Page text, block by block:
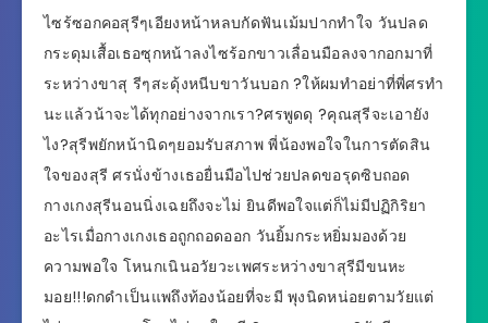
ไซร้ซอกคอสุรีๆเอียงหน้าหลบกัดฟันเม้มปากทำใจ วันปลด
กระดุมเสื้อเธอซุกหน้าลงไซร้อกขาวเลื่อนมือลงจากอกมาที่
ระหว่างขาสุ รีๆสะดุ้งหนีบขาวันบอก ?ให้ผมทำอย่าที่พี่ศรทำ
นะแล้วน้าจะได้ทุกอย่างจากเรา?ศรพูดดุ ?คุณสุรีจะเอายัง
ไง?สุรีพยักหน้านิดๆยอมรับสภาพ พี่น้องพอใจในการตัดสิน
ใจของสุรี ศรนั่งข้างเธอยื่นมือไปช่วยปลดขอรุดซิบถอด
กางเกงสุรีนอนนิ่งเฉยถึงจะไม่ ยินดีพอใจแต่ก็ไม่มีปฏิกิริยา
อะไรเมื่อกางเกงเธอถูกถอดออก วันยิ้มกระหยิ่มมองด้วย
ความพอใจ โหนกเนินอวัยวะเพศระหว่างขาสุรีมีขนหะ
มอย!!!ดกดำเป็นแพถึงท้องน้อยที่จะมี พุงนิดหน่อยตามวัยแต่